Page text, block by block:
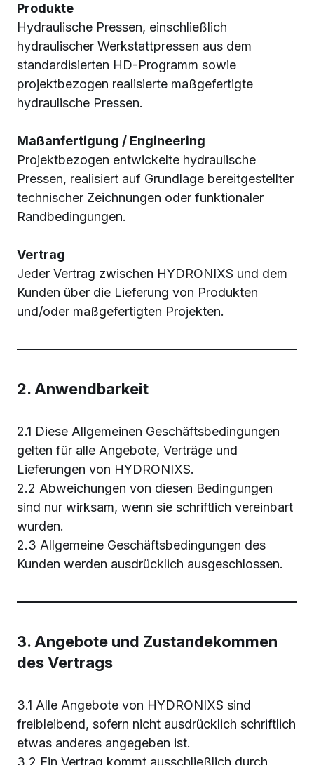
Produkte
Hydraulische Pressen, einschließlich
hydraulischer Werkstattpressen aus dem
standardisierten HD-Programm sowie
projektbezogen realisierte maßgefertigte
hydraulische Pressen.
Maßanfertigung / Engineering
Projektbezogen entwickelte hydraulische
Pressen, realisiert auf Grundlage bereitgestellter
technischer Zeichnungen oder funktionaler
Randbedingungen.
Vertrag
Jeder Vertrag zwischen HYDRONIXS und dem
Kunden über die Lieferung von Produkten
und/oder maßgefertigten Projekten.
2. Anwendbarkeit
2.1 Diese Allgemeinen Geschäftsbedingungen
gelten für alle Angebote, Verträge und
Lieferungen von HYDRONIXS.
2.2 Abweichungen von diesen Bedingungen
sind nur wirksam, wenn sie schriftlich vereinbart
wurden.
2.3 Allgemeine Geschäftsbedingungen des
Kunden werden ausdrücklich ausgeschlossen.
3. Angebote und Zustandekommen
des Vertrags
3.1 Alle Angebote von HYDRONIXS sind
freibleibend, sofern nicht ausdrücklich schriftlich
etwas anderes angegeben ist.
3.2 Ein Vertrag kommt ausschließlich durch